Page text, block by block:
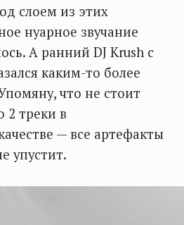
слоем из этих
нуарное звучание
А ранний DJ Krush с
каким-то более
что не стоит
2 треки в
— все артефакты
упустит.